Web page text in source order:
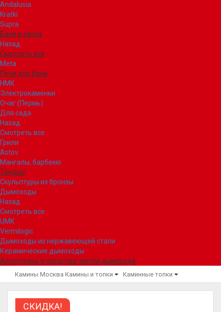
Andalusia
Kratki
Supra
Баня и сауна
Назад
Смотреть все
Meta
Печи для бани
НМК
Электрокаменки
Очаг (Пермь)
Для сада
Назад
Смотреть все
Грили
Astov
Мангалы, барбекю
Тандыр
Скульптуры из бронзы
Дымоходы
Назад
Смотреть все
UMK
Vermilogic
Дымоходы из нержавеющей стали
Керамические дымоходы
Аксессуары и средства чистки дымохода
Камины Москва Камины и топки Каминные топки
СКИДКА!